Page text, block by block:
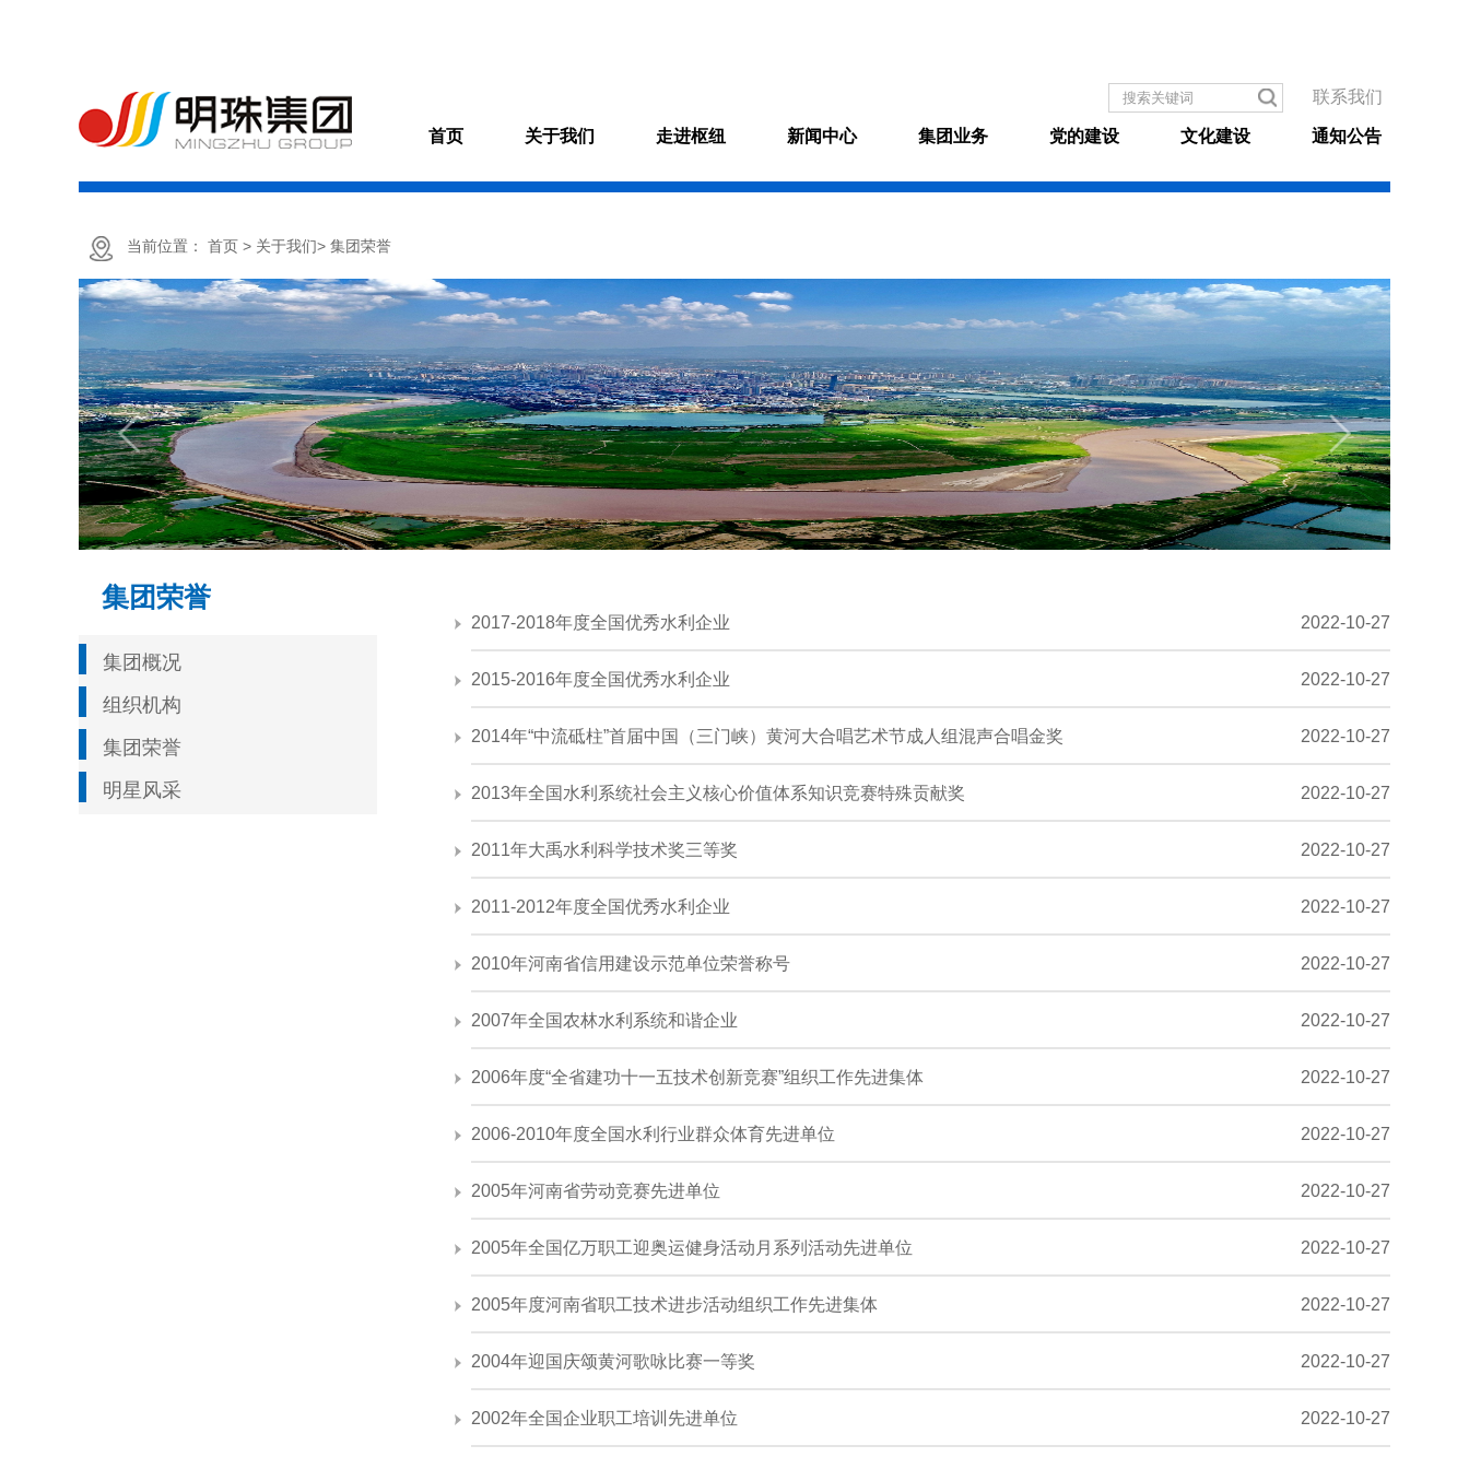
联系我们
首页 关于我们 走进枢纽 新闻中心 集团业务 党的建设 文化建设 通知公告
当前位置： 首页 > 关于我们> 集团荣誉
集团荣誉
集团概况
组织机构
集团荣誉
明星风采
2017-2018年度全国优秀水利企业 2022-10-27
2015-2016年度全国优秀水利企业 2022-10-27
2014年“中流砥柱”首届中国（三门峡）黄河大合唱艺术节成人组混声合唱金奖 2022-10-27
2013年全国水利系统社会主义核心价值体系知识竞赛特殊贡献奖 2022-10-27
2011年大禹水利科学技术奖三等奖 2022-10-27
2011-2012年度全国优秀水利企业 2022-10-27
2010年河南省信用建设示范单位荣誉称号 2022-10-27
2007年全国农林水利系统和谐企业 2022-10-27
2006年度“全省建功十一五技术创新竞赛”组织工作先进集体 2022-10-27
2006-2010年度全国水利行业群众体育先进单位 2022-10-27
2005年河南省劳动竞赛先进单位 2022-10-27
2005年全国亿万职工迎奥运健身活动月系列活动先进单位 2022-10-27
2005年度河南省职工技术进步活动组织工作先进集体 2022-10-27
2004年迎国庆颂黄河歌咏比赛一等奖 2022-10-27
2002年全国企业职工培训先进单位 2022-10-27